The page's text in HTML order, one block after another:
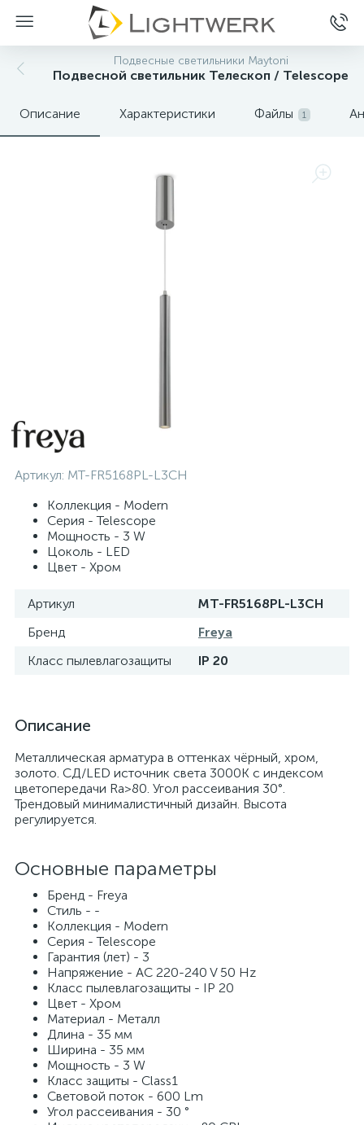
Подвесные светильники Maytoni
Подвесной светильник Телескоп / Telescope
Описание Характеристики Файлы 1
Артикул: MT-FR5168PL-L3CH
Коллекция - Modern
Серия - Telescope
Мощность - 3 W
Цоколь - LED
Цвет - Хром
Артикул
MT-FR5168PL-L3CH
Бренд
Freya
Класс пылевлагозащиты
IP 20
Описание
Металлическая арматура в оттенках чёрный, хром,
золото. СД/LED источник света 3000К с индексом
цветопередачи Ra>80. Угол рассеивания 30°.
Трендовый минималистичный дизайн. Высота
регулируется.
Основные параметры
Бренд - Freya
Стиль - -
Коллекция - Modern
Серия - Telescope
Гарантия (лет) - 3
Напряжение - AC 220-240 V 50 Hz
Класс пылевлагозащиты - IP 20
Цвет - Хром
Материал - Металл
Длина - 35 мм
Ширина - 35 мм
Мощность - 3 W
Класс защиты - Class1
Световой поток - 600 Lm
Угол рассеивания - 30 °